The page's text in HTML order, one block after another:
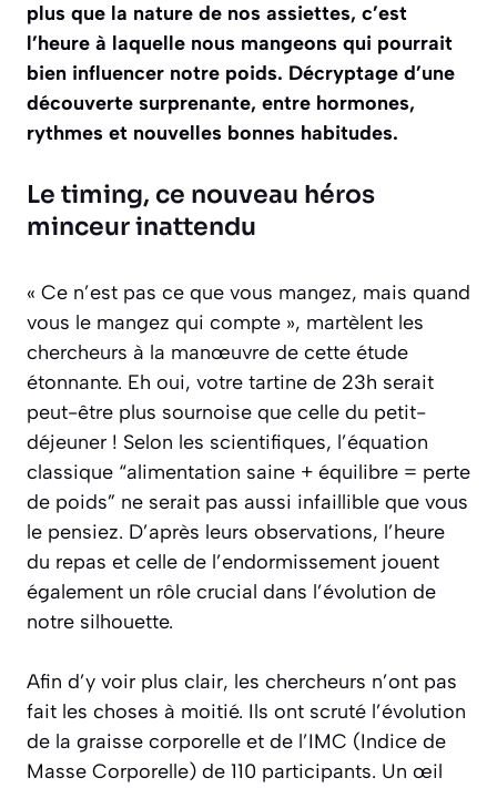
plus que la nature de nos assiettes, c’est
l’heure à laquelle nous mangeons qui pourrait
bien influencer notre poids. Décryptage d’une
découverte surprenante, entre hormones,
rythmes et nouvelles bonnes habitudes.
Le timing, ce nouveau héros
minceur inattendu
« Ce n’est pas ce que vous mangez, mais quand
vous le mangez qui compte », martèlent les
chercheurs à la manœuvre de cette étude
étonnante. Eh oui, votre tartine de 23h serait
peut-être plus sournoise que celle du petit-
déjeuner ! Selon les scientifiques, l’équation
classique “alimentation saine + équilibre = perte
de poids” ne serait pas aussi infaillible que vous
le pensiez. D’après leurs observations, l’heure
du repas et celle de l’endormissement jouent
également un rôle crucial dans l’évolution de
notre silhouette.
Afin d’y voir plus clair, les chercheurs n’ont pas
fait les choses à moitié. Ils ont scruté l’évolution
de la graisse corporelle et de l’IMC (Indice de
Masse Corporelle) de 110 participants. Un œil